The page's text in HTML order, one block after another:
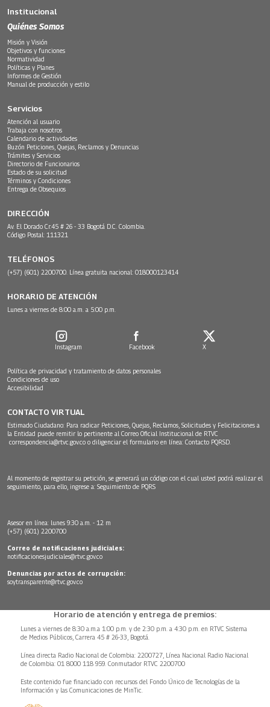
Institucional
Quiénes Somos
Misión y Visión
Objetivos y funciones
Normatividad
Políticas y Planes
Informes de Gestión
Manual de producción y estilo
Servicios
Atención al usuario
Trabaja con nosotros
Calendario de actividades
Buzón Peticiones, Quejas, Reclamos y Denuncias
Trámites y Servicios
Directorio de Funcionarios
Estado de su solicitud
Términos y Condiciones
Entrega de Obsequios
DIRECCIÓN
Av. El Dorado Cr.45 # 26 - 33 Bogotá D.C. Colombia.
Código Postal: 111321
TELÉFONOS
(+57) (601) 2200700. Línea gratuita nacional: 018000123414
HORARIO DE ATENCIÓN
Lunes a viernes de 8:00 a.m. a 5:00 p.m.
Instagram Facebook X
Política de privacidad y tratamiento de datos personales
Condiciones de uso
Accesibilidad
CONTACTO VIRTUAL
Estimado Ciudadano: Para radicar Peticiones, Quejas, Reclamos, Solicitudes y Felicitaciones a
la Entidad puede remitir lo pertinente al Correo Oficial Institucional de RTVC
correspondencia@rtvc.gov.co o diligenciar el formulario en línea: Contacto PQRSD.
Al momento de registrar su petición, se generará un código con el cual usted podrá realizar el
seguimiento, para ello, ingrese a: Seguimiento de PQRS
Asesor en línea: lunes 9:30 a.m. - 12 m
(+57) (601) 2200700
Correo de notificaciones judiciales:
notificacionesjudiciales@rtvc.gov.co
Denuncias por actos de corrupción:
soytransparente@rtvc.gov.co
Horario de atención y entrega de premios:
Lunes a viernes de 8:30 a.m.a 1:00 p.m. y de 2:30 p.m. a 4:30 p.m. en RTVC Sistema
de Medios Públicos, Carrera 45 # 26-33, Bogotá.
Línea directa Radio Nacional de Colombia: 2200727, Línea Nacional Radio Nacional
de Colombia: 01 8000 118 959. Conmutador RTVC 2200700
Este contenido fue financiado con recursos del Fondo Único de Tecnologías de la
Información y las Comunicaciones de MinTic.